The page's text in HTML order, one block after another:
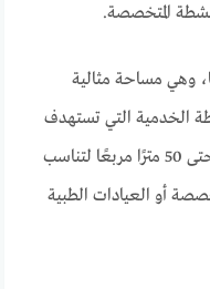
المتخصصة.
من 25 مترًا مربعًا، وهي مساحة مثالية
الخدمية التي تستهدف
العملاء بشكل مباشر، وتصل المساحات حتى 50 مترًا مربعًا لتناسب
أو العيادات الطبية